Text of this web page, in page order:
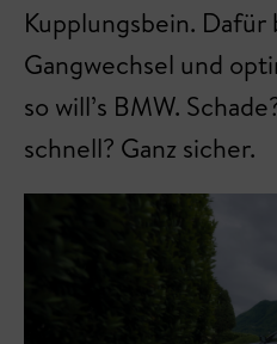
Kupplungsbein. Dafür
Gangwechsel und
so will’s BMW.
schnell? Ganz sicher.